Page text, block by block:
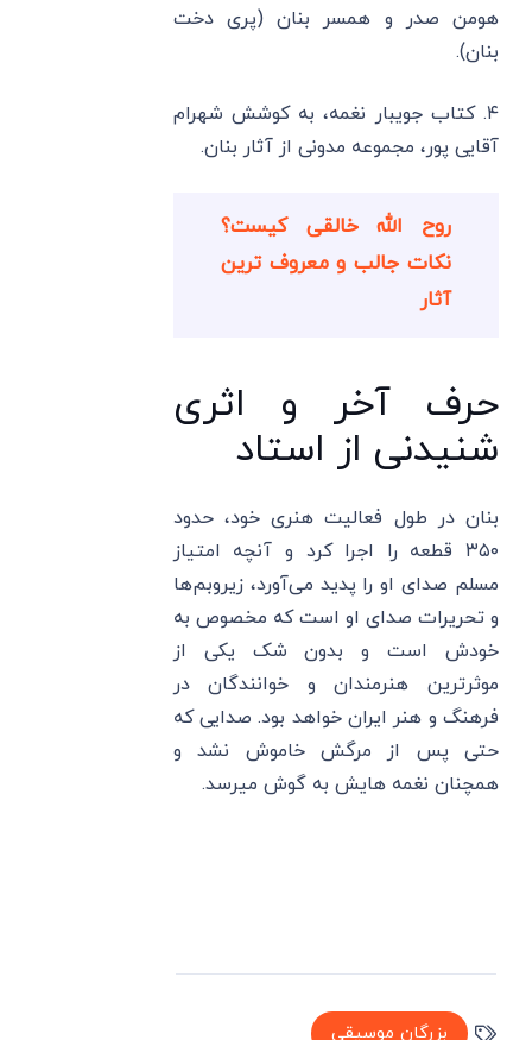
هومن صدر و همسر بنان (پری دخت
بنان).
۴. کتاب جویبار نغمه، به کوشش شهرام
آقایی پور، مجموعه مدونی از آثار بنان.
روح الله خالقی کیست؟
نکات جالب و معروف ترین
آثار
حرف آخر و اثری
شنیدنی از استاد
بنان در طول فعالیت هنری خود، حدود
۳۵۰ قطعه را اجرا کرد و آنچه امتیاز
مسلم صدای او را پدید می‌آورد، زیروبم‌ها
و تحریرات صدای او است که مخصوص به
خودش است و بدون شک یکی از
موثرترین هنرمندان و خوانندگان در
فرهنگ و هنر ایران خواهد بود. صدایی که
حتی پس از مرگش خاموش نشد و
همچنان نغمه هایش به گوش میرسد.
بزرگان موسیقی